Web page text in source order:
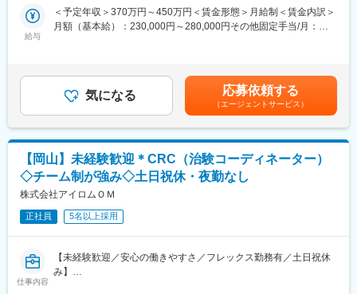
100%達成の場合は3桁の支給が見込めます。
分析を駆使して戦略的にアプローチします。また、手術に立ち会
い、技術的なサポートも担当し、患者様の健康に貢献します。
入社後、約1年をかけて1人前になれる研修・OJT制度を完備。座
学研修と先輩社員との同行で、着実に力をつけることができま
す。戦略的な営業活動を通じて、医師との折衝やデータ分析のス
キルも磨かれます。
変更の範囲：会社の定める業務
■業務詳細
・勤怠管理
■扱うサービス
当社は急性期医療から在宅支援、リハビリ、救急まで幅広い診療
科を展開。患者様や地域の医療機関との連携が盛んです。
現在は担当2名体制です。
病院ならではの業務もございますが、OJTでしっかり教育いたし
ますのでご安心ください。
■就業環境
残業は月10時間程度と少なく、院内託児所・寮も完備していま
す。
年間休日は115日でワークライフバランスも良好な環境です。
育児休業・短時間勤務制度や看護休暇も取得実績も多数あります
ので、ご面接でお気軽にご相談ください。
給与
＜予定年収＞370万円～450万円＜賃金形態＞月給制＜賃金内訳＞
月額（基本給）：230,000円～280,000円その他固定手当/月：
す。月給(月額)は固定手当を含めた表記です。
気になる 応募依頼する
（エージェントサービス）
【岡山】未経験歓迎＊CRC（治験コーディネーター）
◇チーム制が強み◇土日祝休・夜勤なし
株式会社アイロムＯＭ
正社員 5名以上採用
仕事内容
【未経験歓迎／安心の働きやすさ／フレックス勤務有／土日祝休
み】